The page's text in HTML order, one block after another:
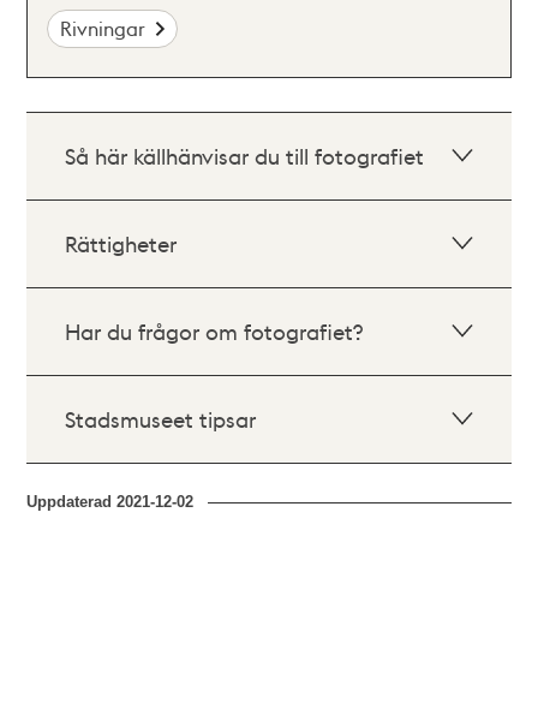
Rivningar
Så här källhänvisar du till fotografiet
Rättigheter
Har du frågor om fotografiet?
Stadsmuseet tipsar
Uppdaterad2021-12-02